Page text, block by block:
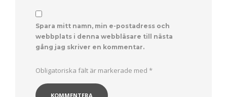
Spara mitt namn, min e-postadress och
webbplats i denna webbläsare till nästa
gång jag skriver en kommentar.
Obligatoriska fält är markerade med *